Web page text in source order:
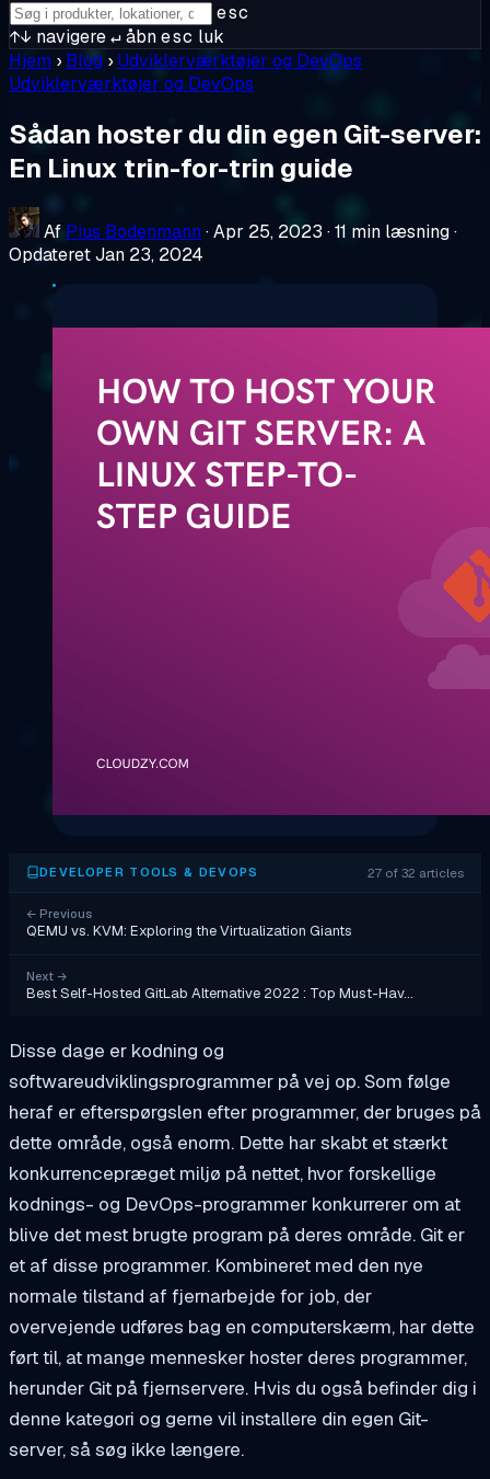
esc
↑↓ navigere↵åbnesc luk
Hjem › Blog › Udviklerværktøjer og DevOps
Udviklerværktøjer og DevOps
Sådan hoster du din egen Git-server:
En Linux trin-for-trin guide
Af Pius Bodenmann ·Apr 25, 2023 ·11 min læsning·
Opdateret Jan 23, 2024
DEVELOPER TOOLS & DEVOPS 27 of 32 articles
← Previous
QEMU vs. KVM: Exploring the Virtualization Giants
Next →
Best Self-Hosted GitLab Alternative 2022 : Top Must-Hav…
Disse dage er kodning og
softwareudviklingsprogrammer på vej op. Som følge
heraf er efterspørgslen efter programmer, der bruges på
dette område, også enorm. Dette har skabt et stærkt
konkurrencepræget miljø på nettet, hvor forskellige
kodnings- og DevOps-programmer konkurrerer om at
blive det mest brugte program på deres område. Git er
et af disse programmer. Kombineret med den nye
normale tilstand af fjernarbejde for job, der
overvejende udføres bag en computerskærm, har dette
ført til, at mange mennesker hoster deres programmer,
herunder Git på fjernservere. Hvis du også befinder dig i
denne kategori og gerne vil installere din egen Git-
server, så søg ikke længere.